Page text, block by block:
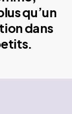
qu’un
dans